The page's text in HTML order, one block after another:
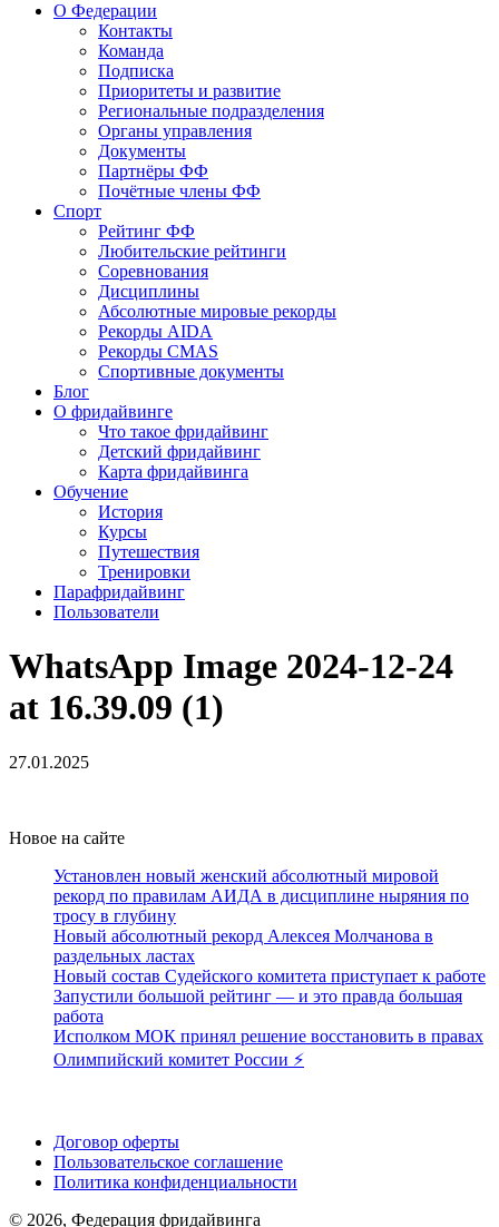
О Федерации
Контакты
Команда
Подписка
Приоритеты и развитие
Региональные подразделения
Органы управления
Документы
Партнёры ФФ
Почётные члены ФФ
Спорт
Рейтинг ФФ
Любительские рейтинги
Соревнования
Дисциплины
Абсолютные мировые рекорды
Рекорды AIDA
Рекорды CMAS
Спортивные документы
Блог
О фридайвинге
Что такое фридайвинг
Детский фридайвинг
Карта фридайвинга
Обучение
История
Курсы
Путешествия
Тренировки
Парафридайвинг
Пользователи
WhatsApp Image 2024-12-24
at 16.39.09 (1)
27.01.2025
Новое на сайте
Установлен новый женский абсолютный мировой
рекорд по правилам АИДА в дисциплине ныряния по
тросу в глубину
Новый абсолютный рекорд Алексея Молчанова в
раздельных ластах
Новый состав Судейского комитета приступает к работе
Запустили большой рейтинг — и это правда большая
работа
Исполком МОК принял решение восстановить в правах
Олимпийский комитет России ⚡️
Договор оферты
Пользовательское соглашение
Политика конфиденциальности
© 2026, Федерация фридайвинга